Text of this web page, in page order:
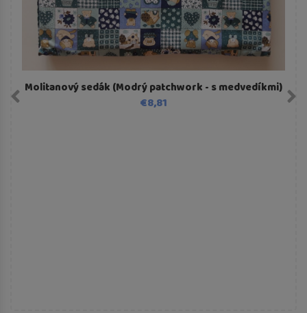
Molitanový sedák (Modrý patchwork - s medvedíkmi)
€8,81